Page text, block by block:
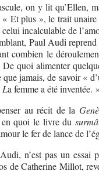
on y lit qu’Ellen,
Et plus », le trait unaire
incalculable de
Paul Audi
combien le
quoi alimenter
jamais, de savoir «
La femme a été inventée. »
au récit de la
en quoi le livre du
le fer de lance de
n’est pas un essai
de Catherine Millot,